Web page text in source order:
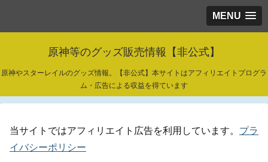
MENU
原神等のグッズ販売情報【非公式】
原神やスターレイルのグッズ情報。【非公式】本サイトはアフィリエイトプログラ
ム・広告による収益を得ています
当サイトではアフィリエイト広告を利用しています。 プラ
イバシーポリシー